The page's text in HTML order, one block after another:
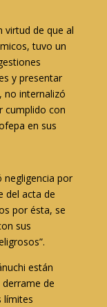
virtud de que al
tuvo un
y presentar
no internalizó
cumplido con
en sus
negligencia por
del acta de
por ésta, se
sus
están
de
límites